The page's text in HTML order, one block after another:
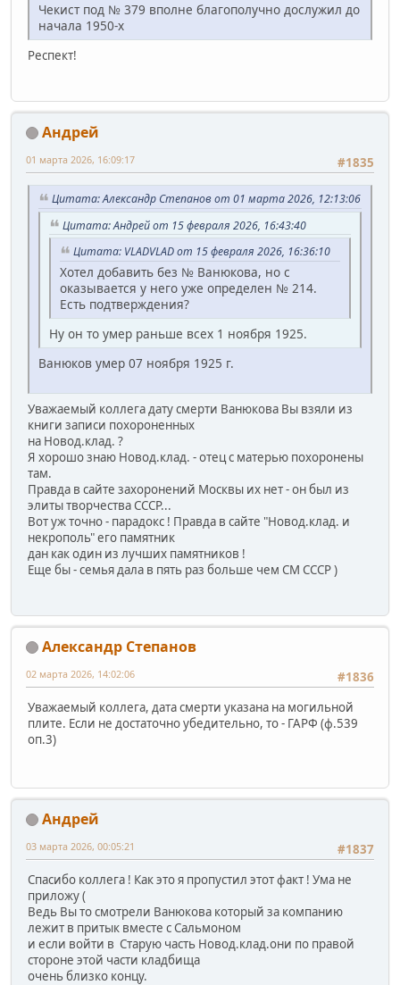
Чекист под № 379 вполне благополучно дослужил до
начала 1950-х
Респект!
Андрей
#1835
01 марта 2026, 16:09:17
Цитата: Александр Степанов от 01 марта 2026, 12:13:06
Цитата: Андрей от 15 февраля 2026, 16:43:40
Цитата: VLADVLAD от 15 февраля 2026, 16:36:10
Хотел добавить без № Ванюкова, но с
оказывается у него уже определен № 214.
Есть подтверждения?
Ну он то умер раньше всех 1 ноября 1925.
Ванюков умер 07 ноября 1925 г.
Уважаемый коллега дату смерти Ванюкова Вы взяли из
книги записи похороненных
на Новод.клад. ?
Я хорошо знаю Новод.клад. - отец с матерью похоронены
там.
Правда в сайте захоронений Москвы их нет - он был из
элиты творчества СССР...
Вот уж точно - парадокс ! Правда в сайте "Новод.клад. и
некрополь" его памятник
дан как один из лучших памятников !
Еще бы - семья дала в пять раз больше чем СМ СССР )
Александр Степанов
#1836
02 марта 2026, 14:02:06
Уважаемый коллега, дата смерти указана на могильной
плите. Если не достаточно убедительно, то - ГАРФ (ф.539
оп.3)
Андрей
#1837
03 марта 2026, 00:05:21
Спасибо коллега ! Как это я пропустил этот факт ! Ума не
приложу (
Ведь Вы то смотрели Ванюкова который за компанию
лежит в притык вместе с Сальмоном
и если войти в Старую часть Новод.клад.они по правой
стороне этой части кладбища
очень близко концу.